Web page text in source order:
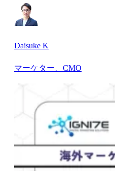
Daisuke K
マーケター、CMO